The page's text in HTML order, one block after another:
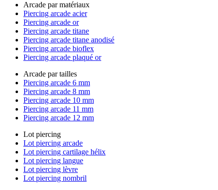
Arcade par matériaux
Piercing arcade acier
Piercing arcade or
Piercing arcade titane
Piercing arcade titane anodisé
Piercing arcade bioflex
Piercing arcade plaqué or
Arcade par tailles
Piercing arcade 6 mm
Piercing arcade 8 mm
Piercing arcade 10 mm
Piercing arcade 11 mm
Piercing arcade 12 mm
Lot piercing
Lot piercing arcade
Lot piercing cartilage hélix
Lot piercing langue
Lot piercing lèvre
Lot piercing nombril